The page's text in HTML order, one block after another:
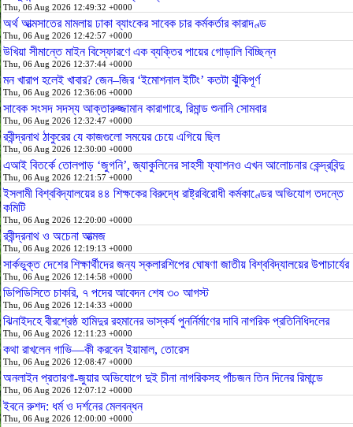
Thu, 06 Aug 2026 12:49:32 +0000
অর্থ আত্মসাতের মামলায় ঢাকা ব্যাংকের সাবেক চার কর্মকর্তার কারাদণ্ড
Thu, 06 Aug 2026 12:42:57 +0000
উখিয়া সীমান্তে মাইন বিস্ফোরণে এক ব্যক্তির পায়ের গোড়ালি বিচ্ছিন্ন
Thu, 06 Aug 2026 12:37:44 +0000
মন খারাপ হলেই খাবার? জেন–জির ‘ইমোশনাল ইটিং’ কতটা ঝুঁকিপূর্ণ
Thu, 06 Aug 2026 12:36:06 +0000
সাবেক সংসদ সদস্য আক্তারুজ্জামান কারাগারে, রিমান্ড শুনানি সোমবার
Thu, 06 Aug 2026 12:32:47 +0000
রবীন্দ্রনাথ ঠাকুরের যে কাজগুলো সময়ের চেয়ে এগিয়ে ছিল
Thu, 06 Aug 2026 12:30:00 +0000
এআই বিতর্কে তোলপাড় ‘জুগনি’, জ্যাকুলিনের সাহসী ফ্যাশনও এখন আলোচনার কেন্দ্রবিন্দু
Thu, 06 Aug 2026 12:21:57 +0000
ইসলামী বিশ্ববিদ্যালয়ের ৪৪ শিক্ষকের বিরুদ্ধে রাষ্ট্রবিরোধী কর্মকাণ্ডের অভিযোগ তদন্তে
কমিটি
Thu, 06 Aug 2026 12:20:00 +0000
রবীন্দ্রনাথ ও অচেনা আত্মজ
Thu, 06 Aug 2026 12:19:13 +0000
সার্কভুক্ত দেশের শিক্ষার্থীদের জন্য স্কলারশিপের ঘোষণা জাতীয় বিশ্ববিদ্যালয়ের উপাচার্যের
Thu, 06 Aug 2026 12:14:58 +0000
ডিপিডিসিতে চাকরি, ৭ পদের আবেদন শেষ ৩০ আগস্ট
Thu, 06 Aug 2026 12:14:33 +0000
ঝিনাইদহে বীরশ্রেষ্ঠ হামিদুর রহমানের ভাস্কর্য পুনর্নির্মাণের দাবি নাগরিক প্রতিনিধিদলের
Thu, 06 Aug 2026 12:11:23 +0000
কথা রাখলেন গাভি—কী করবেন ইয়ামাল, তোরেস
Thu, 06 Aug 2026 12:08:47 +0000
অনলাইন প্রতারণা-জুয়ার অভিযোগে দুই চীনা নাগরিকসহ পাঁচজন তিন দিনের রিমান্ডে
Thu, 06 Aug 2026 12:07:12 +0000
ইবনে রুশদ: ধর্ম ও দর্শনের মেলবন্ধন
Thu, 06 Aug 2026 12:00:00 +0000